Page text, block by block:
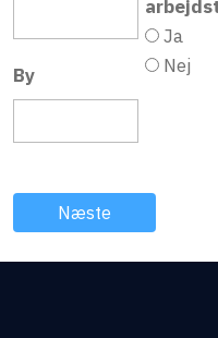
By
Ja
Nej